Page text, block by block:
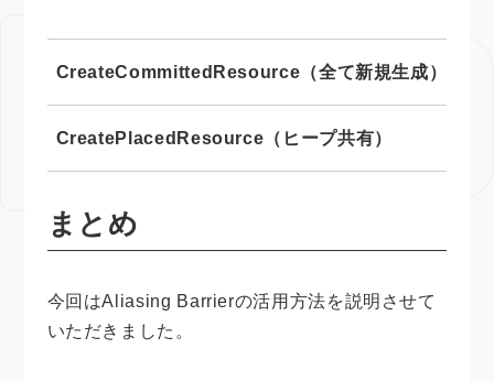
CreateCommittedResource（全て新規生成）
CreatePlacedResource（ヒープ共有）
まとめ
今回はAliasing Barrierの活用方法を説明させて
いただきました。